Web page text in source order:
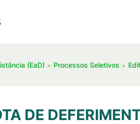
(EaD) Processos Seletivos
DE